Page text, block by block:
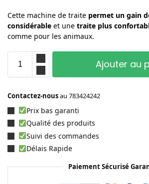
Cette machine de traite permet un gain
considérable et une traite plus
comme pour les animaux.
Ajouter au
Contactez-nousau 783424242
Prix bas garanti
Qualité des produits
Suivi des commandes
Délais Rapide
Paiement Sécurisé